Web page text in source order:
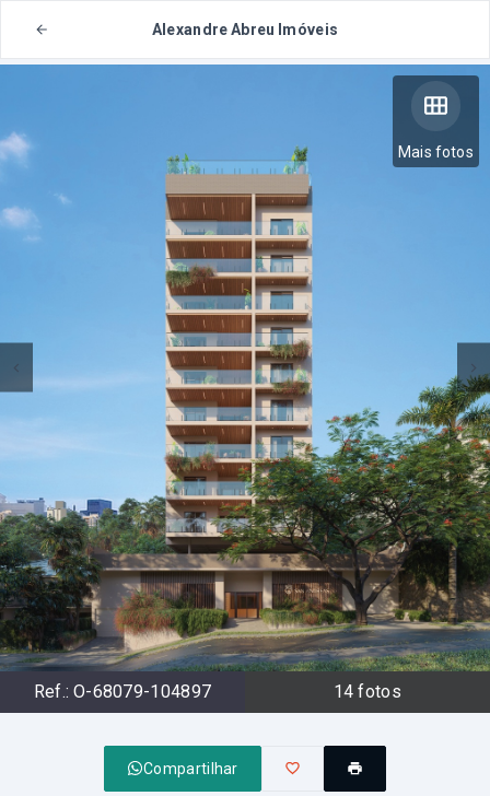
Alexandre Abreu Imóveis
Mais fotos
Ref.: O-68079-104897 14 fotos
Compartilhar